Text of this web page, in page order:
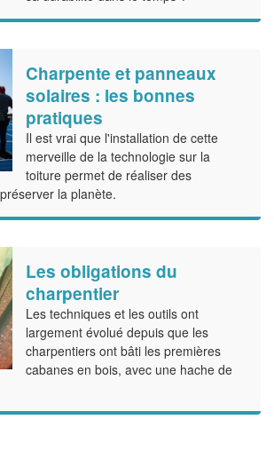
Charpente et panneaux
solaires : les bonnes
pratiques
Il est vrai que l'installation de cette
merveille de la technologie sur la
toiture permet de réaliser des
la planète.
Les obligations du
charpentier
Les techniques et les outils ont
largement évolué depuis que les
charpentiers ont bâti les premières
cabanes en bois, avec une hache de